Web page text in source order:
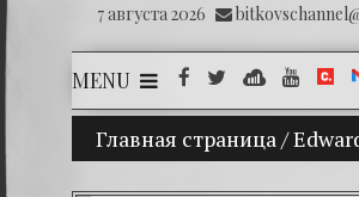
7 августа 2026
MENU
Главная страница/
(Español) Mi hijo